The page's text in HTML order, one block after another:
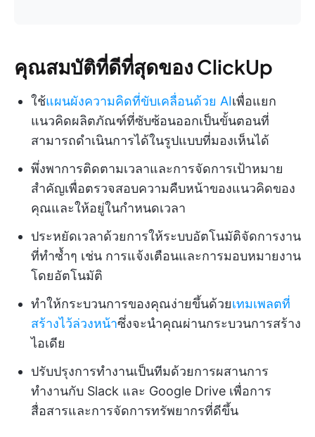
คุณสมบัติที่ดีที่สุดของ ClickUp
ใช้แผนผังความคิดที่ขับเคลื่อนด้วย AIเพื่อแยก
แนวคิดผลิตภัณฑ์ที่ซับซ้อนออกเป็นขั้นตอนที่
สามารถดำเนินการได้ในรูปแบบที่มองเห็นได้
พึ่งพาการติดตามเวลาและการจัดการเป้าหมาย
สำคัญเพื่อตรวจสอบความคืบหน้าของแนวคิดของ
คุณและให้อยู่ในกำหนดเวลา
ประหยัดเวลาด้วยการให้ระบบอัตโนมัติจัดการงาน
ที่ทำซ้ำๆ เช่น การแจ้งเตือนและการมอบหมายงาน
โดยอัตโนมัติ
ทำให้กระบวนการของคุณง่ายขึ้นด้วยเทมเพลตที่
สร้างไว้ล่วงหน้าซึ่งจะนำคุณผ่านกระบวนการสร้าง
ไอเดีย
ปรับปรุงการทำงานเป็นทีมด้วยการผสานการ
ทำงานกับ Slack และ Google Drive เพื่อการ
สื่อสารและการจัดการทรัพยากรที่ดีขึ้น